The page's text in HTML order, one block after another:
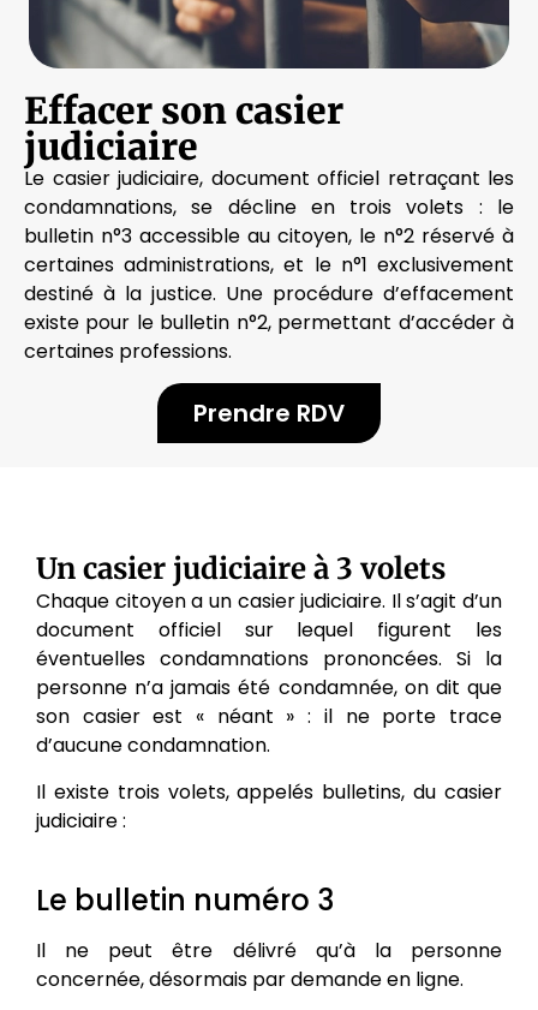
Effacer son casier
judiciaire
Le casier judiciaire, document officiel retraçant les
condamnations, se décline en trois volets : le
bulletin n°3 accessible au citoyen, le n°2 réservé à
certaines administrations, et le n°1 exclusivement
destiné à la justice. Une procédure d’effacement
existe pour le bulletin n°2, permettant d’accéder à
certaines professions.
Prendre RDV
Un casier judiciaire à 3 volets
Chaque citoyen a un casier judiciaire. Il s’agit d’un
document officiel sur lequel figurent les
éventuelles condamnations prononcées. Si la
personne n’a jamais été condamnée, on dit que
son casier est « néant » : il ne porte trace
d’aucune condamnation.
Il existe trois volets, appelés bulletins, du casier
judiciaire :
Le bulletin numéro 3
Il ne peut être délivré qu’à la personne
concernée, désormais par demande en ligne.